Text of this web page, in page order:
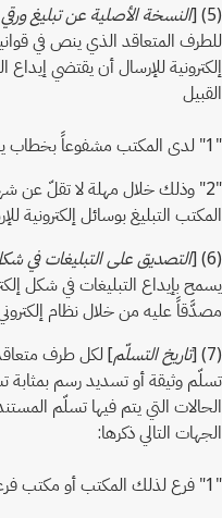
(5) [
النسخة الأصلية عن تبليغ
للطرف المتعاقد الذي ينص في
إلكترونية للإرسال أن يقتضي
القبيل
"1" لدى المكتب مشفوعاً بخطاب يرد فيه تعريف ما سبق إرساله،
"2" وذلك خلال مهلة لا تقلّ عن
المكتب التبليغ بوسائل إلكترونية
(6) [
التصديق على التبليغات في
يسمح بإيداع التبليغات في شكل
مصدَّقاً عليه من خلال نظام
(7) [
تاريخ التسلّم] لكل طرف متعاقد
تسلّم وثيقة أو تسديد رسم
الحالات التي يتم فيها تسلّم
الجهات التالي ذكرها:
"1" فرع لذلك المكتب أو مكتب فرعي له،